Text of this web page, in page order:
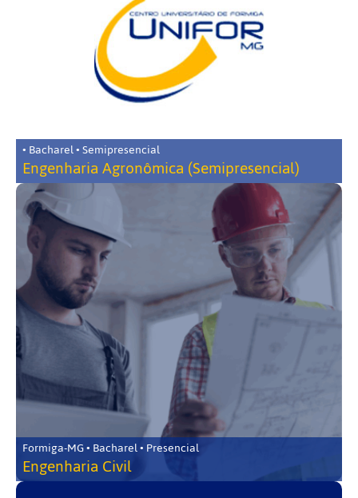
• Bacharel • Semipresencial
Engenharia Agronômica (Semipresencial)
Formiga-MG • Bacharel • Presencial
Engenharia Civil